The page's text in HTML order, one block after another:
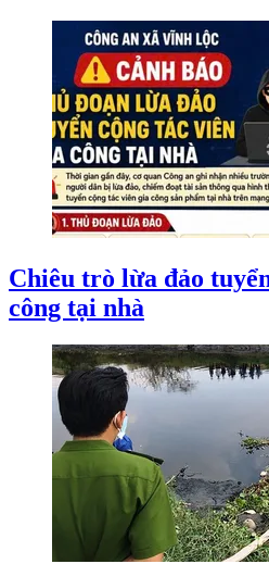
Chiêu trò lừa đảo
công tại nhà